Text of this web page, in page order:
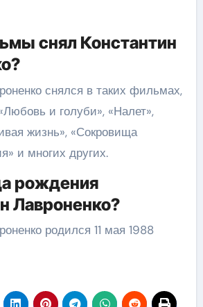
снял Константин
снялся в таких фильмах,
и голуби», «Налет»,
жизнь», «Сокровища
и многих других.
рождения
Лавроненко?
родился 11 мая 1988